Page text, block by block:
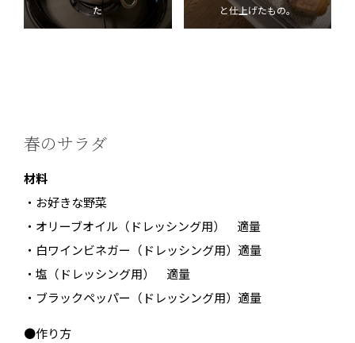
た と仕上げたもの。
春のサラダ
材料
・お好きな野菜
・オリーブオイル（ドレッシング用） 適量
・白ワインビネガー（ドレッシング用）適量
・塩（ドレッシング用） 適量
・ブラックペッパー（ドレッシング用）適量
●作り方